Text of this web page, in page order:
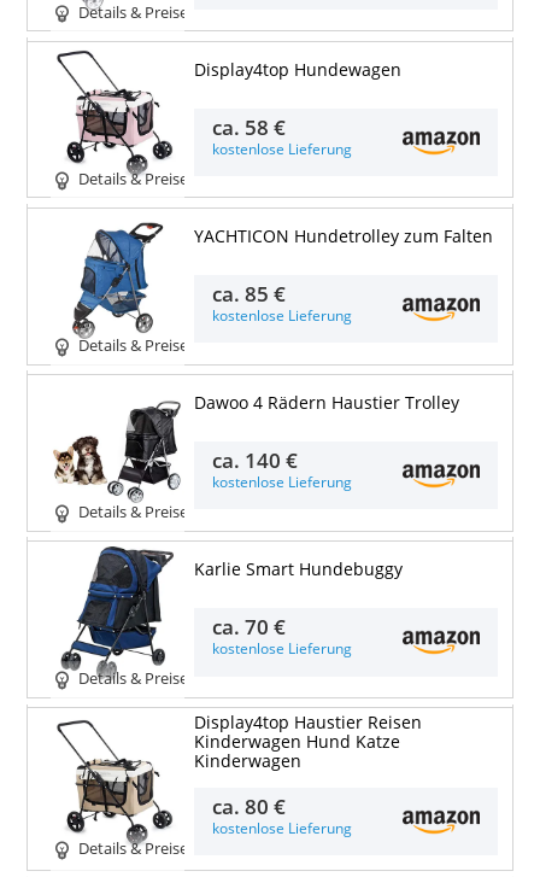
Details & Preise
Details & Preise
Display4top Hundewagen
ca. 58 €
kostenlose Lieferung
Details & Preise
YACHTICON Hundetrolley zum Falten
ca.85 €
kostenlose Lieferung
Details & Preise
Dawoo 4 Rädern Haustier Trolley
ca. 140 €
kostenlose Lieferung
Details & Preise
Karlie Smart Hundebuggy
ca.70 €
kostenlose Lieferung
Details & Preise
Display4top Haustier Reisen
Kinderwagen Hund Katze
Kinderwagen
ca.80 €
kostenlose Lieferung